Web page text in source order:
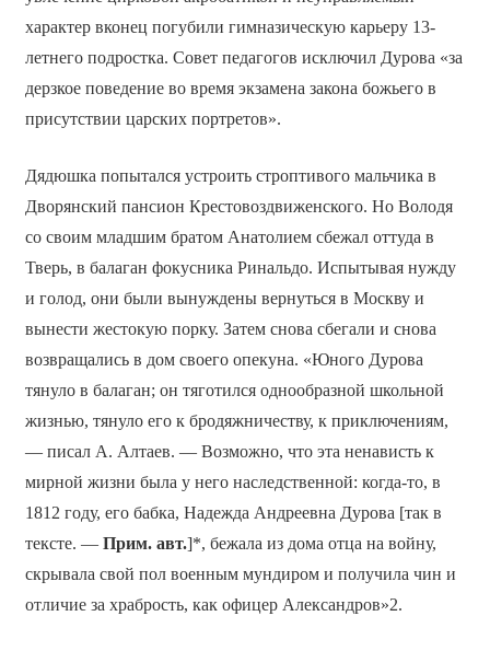
характер вконец погубили гимназическую карьеру 13-
летнего подростка. Совет педагогов исключил Дурова «за
дерзкое поведение во время экзамена закона божьего в
присутствии царских портретов».
Дядюшка попытался устроить строптивого мальчика в
Дворянский пансион Крестовоздвиженского. Но Володя
со своим младшим братом Анатолием сбежал оттуда в
Тверь, в балаган фокусника Ринальдо. Испытывая нужду
и голод, они были вынуждены вернуться в Москву и
вынести жестокую порку. Затем снова сбегали и снова
возвращались в дом своего опекуна. «Юного Дурова
тянуло в балаган; он тяготился однообразной школьной
жизнью, тянуло его к бродяжничеству, к приключениям,
— писал А. Алтаев. — Возможно, что эта ненависть к
мирной жизни была у него наследственной: когда-то, в
1812 году, его бабка, Надежда Андреевна Дурова [так в
тексте. — Прим. авт.]*, бежала из дома отца на войну,
скрывала свой пол военным мундиром и получила чин и
отличие за храбрость, как офицер Александров»2.